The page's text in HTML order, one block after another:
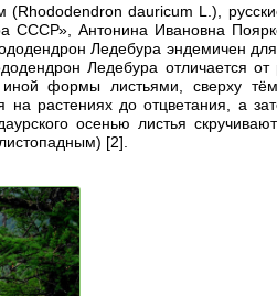
dauricum L.),
СССР», Антонина Ивановна
Ледебура эндемичен
Ледебура отличается
формы листьями, сверху
растениях до отцветания, а
осенью листья
[2].